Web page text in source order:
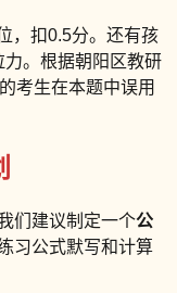
，扣0.5分。还有孩
。根据朝阳区教研
考生在本题中误用
们建议制定一个公
习公式默写和计算